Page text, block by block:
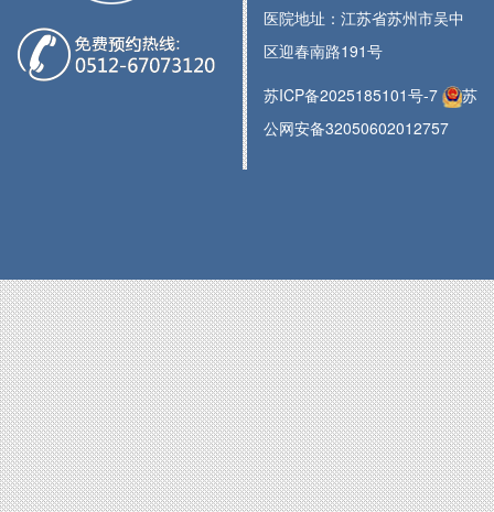
医院地址：江苏省苏州市吴中
区迎春南路191号
苏ICP备2025185101号-7
苏
公网安备32050602012757